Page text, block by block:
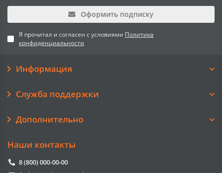
Оформить подписку
Я прочитал и согласен с условиями Политика
конфиденциальности
Информация
Служба поддержки
Дополнительно
Наши контакты
8 (800) 000-00-00